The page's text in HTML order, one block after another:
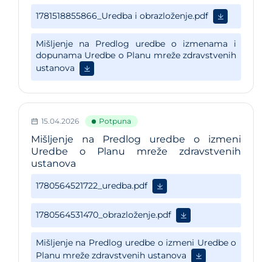
15.04.2026 Potpuna
Mišljenje na Predlog uredbe o izmeni
Uredbe o Planu mreže zdravstvenih
ustanova